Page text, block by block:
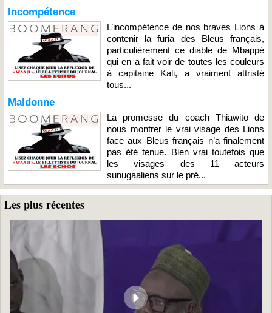
Incompétence
L’incompétence de nos braves Lions à
contenir la furia des Bleus français,
particulièrement ce diable de Mbappé
qui en a fait voir de toutes les couleurs
à capitaine Kali, a vraiment attristé
tous...
Maldonne
La promesse du coach Thiawito de
nous montrer le vrai visage des Lions
face aux Bleus français n’a finalement
pas été tenue. Bien vrai toutefois que
les visages des 11 acteurs
sunugaaliens sur le pré...
Les plus récentes